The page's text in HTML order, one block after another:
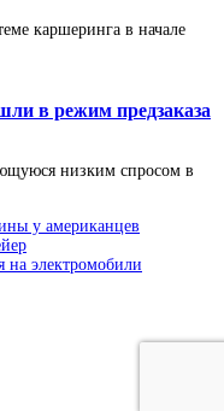
каршеринга в начале
в режим предзаказа
низким спросом в
у американцев
на электромобили